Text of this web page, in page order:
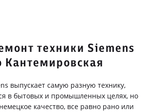
техники Siemens
Кантемировская
выпускает самую разную технику,
в бытовых и промышленных целях, но
качество, все равно рано или